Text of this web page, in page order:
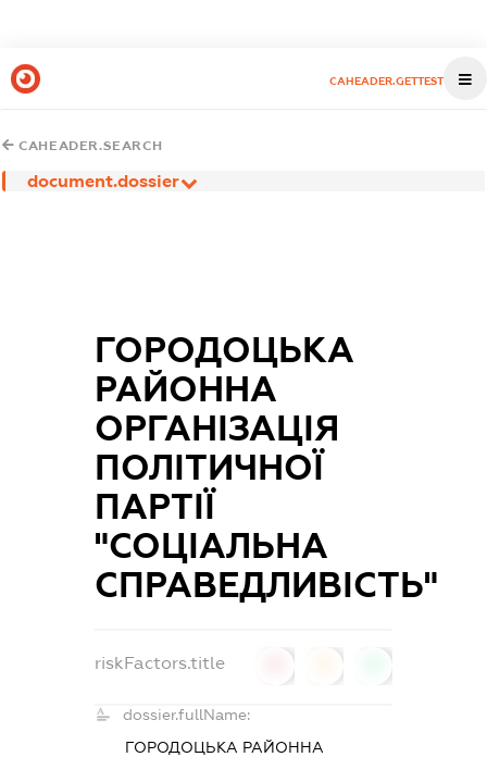
CAHEADER.GETTEST
CAHEADER.SEARCH
document.dossier
ГОРОДОЦЬКА
РАЙОННА
ОРГАНІЗАЦІЯ
ПОЛІТИЧНОЇ
ПАРТІЇ
"СОЦІАЛЬНА
СПРАВЕДЛИВІСТЬ"
riskFactors.title
dossier.fullName:
ГОРОДОЦЬКА РАЙОННА